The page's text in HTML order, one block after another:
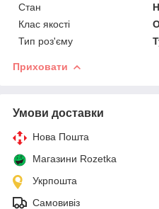
Стан
Клас якості
Тип роз'єму
Приховати
Умови доставки
Нова Пошта
Магазини Rozetka
Укрпошта
Самовивіз